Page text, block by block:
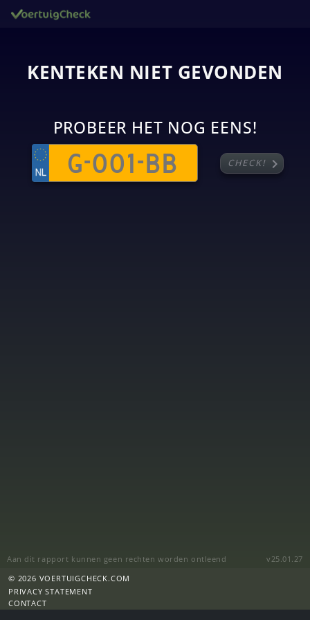
KENTEKEN NIET GEVONDEN
PROBEER HET NOG EENS!
CHECK! chevron_right
Aan dit rapport kunnen geen rechten worden ontleend
v25.01.27
© 2026 VOERTUIGCHECK.COM
PRIVACY STATEMENT
CONTACT